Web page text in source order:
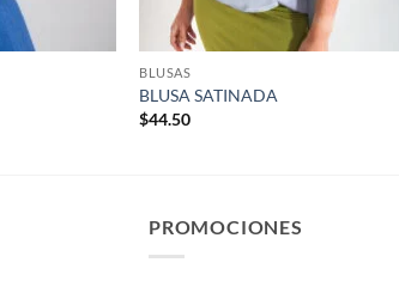
BLUSAS
BLUSA SATINADA
$44.50
PROMOCIONES